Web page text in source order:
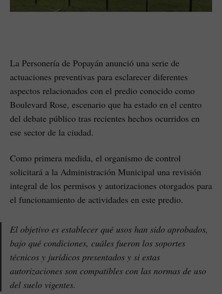
La Personería de Popayán anunció una serie de
actuaciones preventivas para esclarecer diferentes
aspectos relacionados con el predio conocido como
Boulevard Rose, escenario que ha estado en el centro
del debate público tras recientes hechos ocurridos en
ese sector de la ciudad.
Como primera medida, el organismo de control
solicitará a la Administración Municipal una revisión
integral de los permisos y autorizaciones otorgados para
el funcionamiento de actividades en este predio.
El objetivo es establecer qué usos han sido aprobados,
bajo qué condiciones, cuáles fueron los soportes
técnicos y jurídicos presentados y si estas
autorizaciones son compatibles con las normas de uso
del suelo vigentes.